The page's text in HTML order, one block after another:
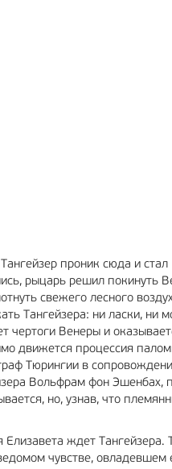
проник сюда и стал
рыцарь решил покинуть
свежего лесного
Тангейзера: ни ласки, ни
чертоги Венеры и
движется процессия
Тюрингии в
Вольфрам фон Эшенбах,
но, узнав, что
Елизавета ждет Тангейзера.
чувстве, овладевшем